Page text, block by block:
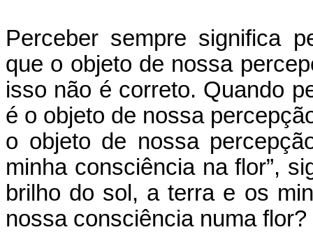
Perceber sempre significa
que o objeto de nossa
isso não é correto. Quando
é o objeto de nossa
o objeto de nossa
minha consciência na flor”,
brilho do sol, a terra e os
nossa consciência numa flor?